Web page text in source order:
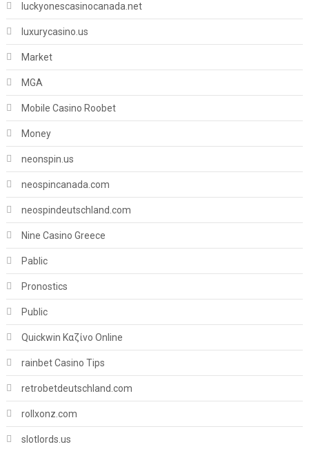
luckyonescasinocanada.net
luxurycasino.us
Market
MGA
Mobile Casino Roobet
Money
neonspin.us
neospincanada.com
neospindeutschland.com
Nine Casino Greece
Pablic
Pronostics
Public
Quickwin Καζίνο Online
rainbet Casino Tips
retrobetdeutschland.com
rollxonz.com
slotlords.us